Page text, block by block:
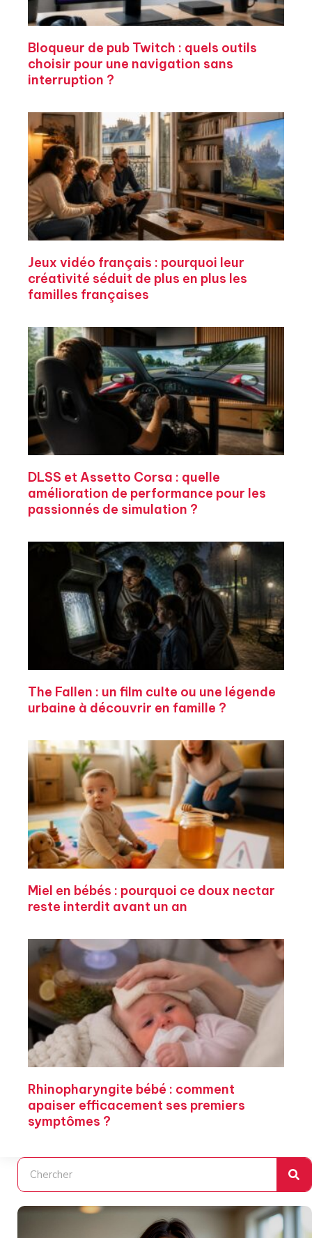
Bloqueur de pub Twitch : quels outils
choisir pour une navigation sans
interruption ?
Jeux vidéo français : pourquoi leur
créativité séduit de plus en plus les
familles françaises
DLSS et Assetto Corsa : quelle
amélioration de performance pour les
passionnés de simulation ?
The Fallen : un film culte ou une légende
urbaine à découvrir en famille ?
Miel en bébés : pourquoi ce doux nectar
reste interdit avant un an
Rhinopharyngite bébé : comment
apaiser efficacement ses premiers
symptômes ?
Rechercher